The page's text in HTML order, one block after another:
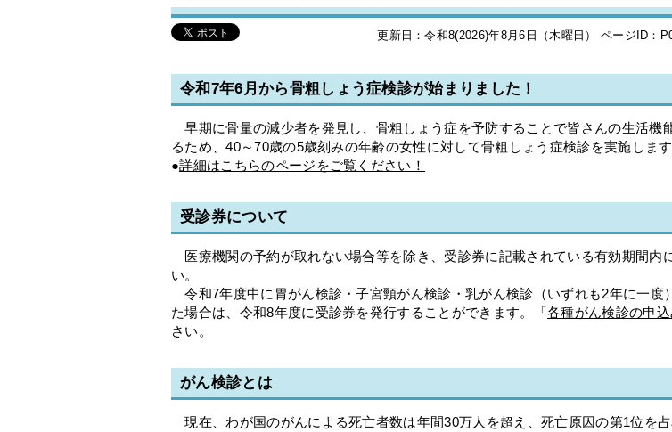
更新日：令和8(2026)年8月6日（木曜日） ページID：
令和7年6月から骨粗しょう症検診が始まりました！
早期に骨量の減少者を発見し、骨粗しょう症を予防することで皆さんの生活機
るため、40～70歳の5歳刻みの年齢の女性に対して骨粗しょう症検診を実施します
●詳細はこちらのページをご覧ください！
受診券について
医療機関の予約が取れない場合等を除き、受診券に記載されている有効期間内
い。
令和7年度中に胃がん検診・子宮頸がん検診・乳がん検診（いずれも2年に一度
た場合は、令和8年度に受診券を発行することができます。「 各種がん検診の申
さい。
がん検診とは
現在、わが国のがんによる死亡者数は年間30万人を超え、死亡原因の第1位を